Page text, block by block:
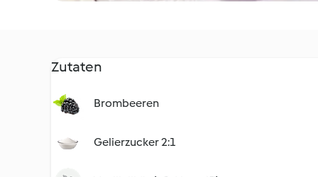
Zutaten
Brombeeren
Gelierzucker 2:1